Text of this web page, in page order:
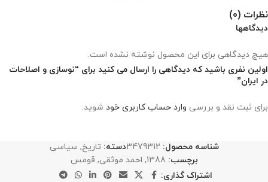
نظرات (0)
دیدگاهها
هیچ دیدگاهی برای این محصول نوشته نشده است.
اولین نفری باشید که دیدگاهی را ارسال می کنید برای “نوسازی و اصلاحات
در ایران”
برای ثبت نقد و بررسی وارد حساب کاربری خود شوید.
شناسه محصول: 3479312دسته: تاریخ, سیاسی
برچسب: 1388
, احمد موثقی, قومس
اشتراک گذاری: